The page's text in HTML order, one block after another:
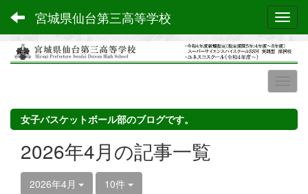
宮城県仙台第三高等学校
女子バスケットボール部のブログです。
2026年4月の記事一覧
2026年4月 10件